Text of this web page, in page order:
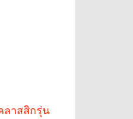
ลาสสิกรุ่น